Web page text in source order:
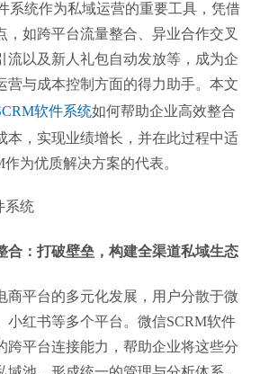
系统作为私域运营的重要工具，凭借
，如跨平台流量整合、异业合作交叉
流以及新人礼包自动发放等，成为企
营与成本控制方面的得力助手。本文
软件系统如何帮助企业高效整合
本，实现业绩增长，并在此过程中适
为优质解决方案的代表。
合：打破壁垒，构建全渠道私域生态
商平台的多元化发展，用户分散于微
小红书等多个平台。微信SCRM软件
跨平台连接能力，帮助企业将这些分